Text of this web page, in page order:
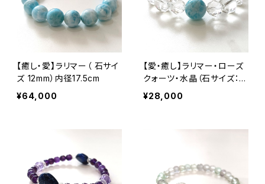
【癒し・愛】ラリマー（ 石サイ
ズ 12mm）内径17.5cm
¥64,000
【愛・癒し】ラリマー・ローズ
クォーツ・水晶（石サイズ：1
0・12・14mm）内径15cm
¥28,000